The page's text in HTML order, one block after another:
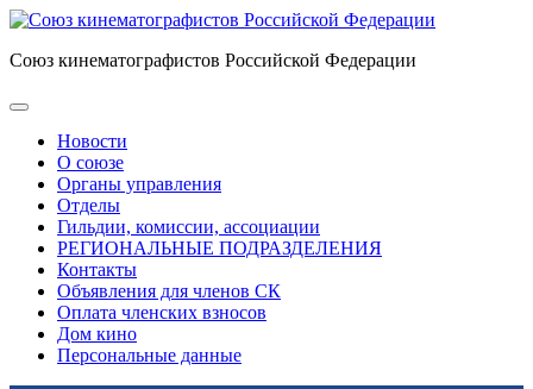
Союз кинематографистов Российской Федерации
Новости
О союзе
Органы управления
Отделы
Гильдии, комиссии, ассоциации
РЕГИОНАЛЬНЫЕ ПОДРАЗДЕЛЕНИЯ
Контакты
Объявления для членов СК
Оплата членских взносов
Дом кино
Персональные данные